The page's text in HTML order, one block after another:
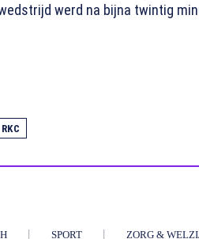
werd na bijna twintig
RKC
SPORT ZORG &